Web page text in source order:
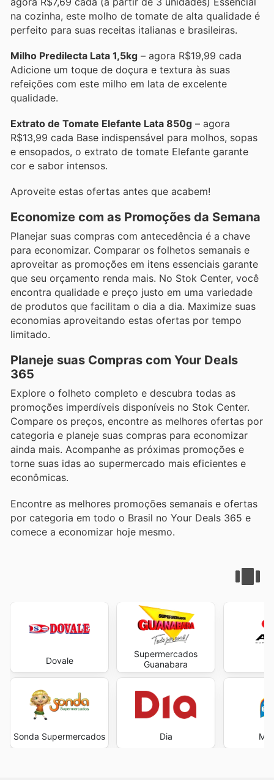
na cozinha, este molho de tomate de alta qualidade é
perfeito para suas receitas italianas e brasileiras.
Milho Predilecta Lata 1,5kg – agora R$19,99 cada
Adicione um toque de doçura e textura às suas
refeições com este milho em lata de excelente
qualidade.
Extrato de Tomate Elefante Lata 850g – agora
R$13,99 cada Base indispensável para molhos, sopas
e ensopados, o extrato de tomate Elefante garante
cor e sabor intensos.
Aproveite estas ofertas antes que acabem!
Economize com as Promoções da Semana
Planejar suas compras com antecedência é a chave
para economizar. Comparar os folhetos semanais e
aproveitar as promoções em itens essenciais garante
que seu orçamento renda mais. No Stok Center, você
encontra qualidade e preço justo em uma variedade
de produtos que facilitam o dia a dia. Maximize suas
economias aproveitando estas ofertas por tempo
limitado.
Planeje suas Compras com Your Deals
365
Explore o folheto completo e descubra todas as
promoções imperdíveis disponíveis no Stok Center.
Compare os preços, encontre as melhores ofertas por
categoria e planeje suas compras para economizar
ainda mais. Acompanhe as próximas promoções e
torne suas idas ao supermercado mais eficientes e
econômicas.
Encontre as melhores promoções semanais e ofertas
por categoria em todo o Brasil no Your Deals 365 e
comece a economizar hoje mesmo.
Dovale
Sonda Supermercados
Supermercados
Guanabara
Dia